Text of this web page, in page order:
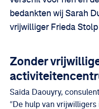
bedankten wij Sarah
vrijwilliger Frieda
Zonder
Saïda Daouyry,
“De hulp van